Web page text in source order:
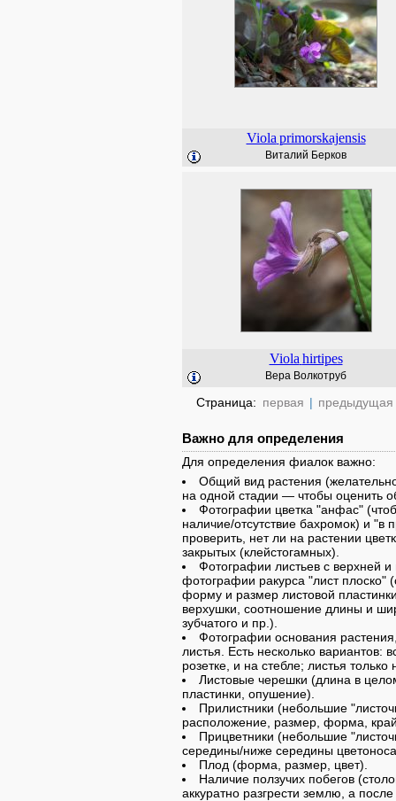
Viola primorskajensis
Виталий Берков
Viola hirtipes
Вера Волкотруб
Страница: первая | предыдущая
Важно для определения
Для определения фиалок важно:
Общий вид растения
на одной стадии — чтобы оценить
Фотографии цветка "анфас"
наличие/отсутствие бахромок) и
проверить, нет ли на растении
закрытых (клейстогамных).
Фотографии листьев с верхней
фотографии ракурса "лист плоско"
форму и размер листовой
верхушки, соотношение длины и
зубчатого и пр.).
Фотографии основания
листья. Есть несколько вариантов:
розетке, и на стебле; листья только
Листовые черешки (длина в
пластинки, опушение).
Прилистники (небольшие
расположение, размер, форма,
Прицветники (небольшие
середины/ниже середины
Плод (форма, размер, цвет).
Наличие ползучих побегов
аккуратно разгрести землю, а